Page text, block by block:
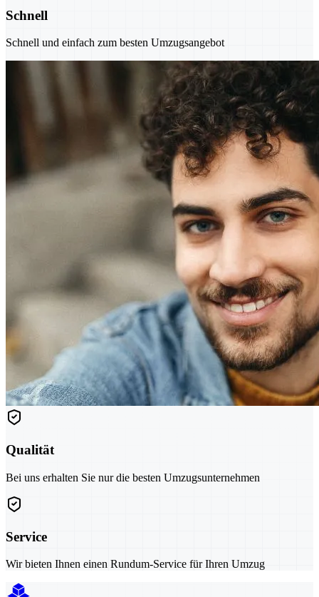
Schnell
Schnell und einfach zum besten Umzugsangebot
Qualität
Bei uns erhalten Sie nur die besten Umzugsunternehmen
Service
Wir bieten Ihnen einen Rundum-Service für Ihren Umzug